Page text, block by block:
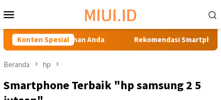
ke
kontenMobile
Konten Spesial
Kebutuhan Anda Rekomendasi Smartphone Terbaik di
Beranda hp
Smartphone Terbaik "hp samsung 2 5